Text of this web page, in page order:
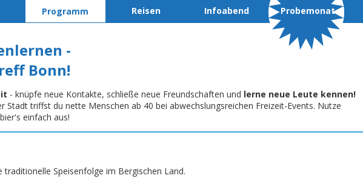
Programm Reisen Infoabend Probemonat
-
Bonn!
- knüpfe neue Kontakte, schließe neue Freundschaften und lerne neue Leute kennen!
Stadt triffst du nette Menschen ab 40 bei abwechslungsreichen Freizeit-Events. Nutze
einfach aus!
Speisenfolge im Bergischen Land.